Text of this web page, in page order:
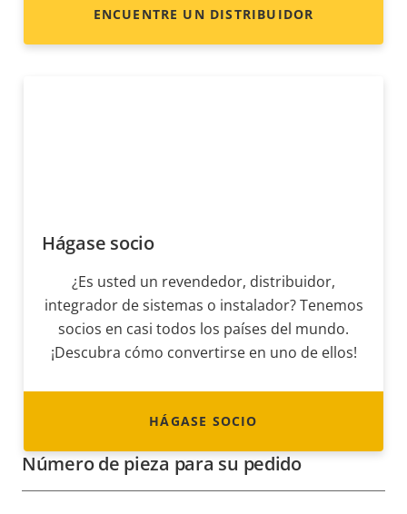
ENCUENTRE UN DISTRIBUIDOR
Hágase socio
¿Es usted un revendedor, distribuidor,
integrador de sistemas o instalador? Tenemos
socios en casi todos los países del mundo.
¡Descubra cómo convertirse en uno de ellos!
HÁGASE SOCIO
Número de pieza para su pedido